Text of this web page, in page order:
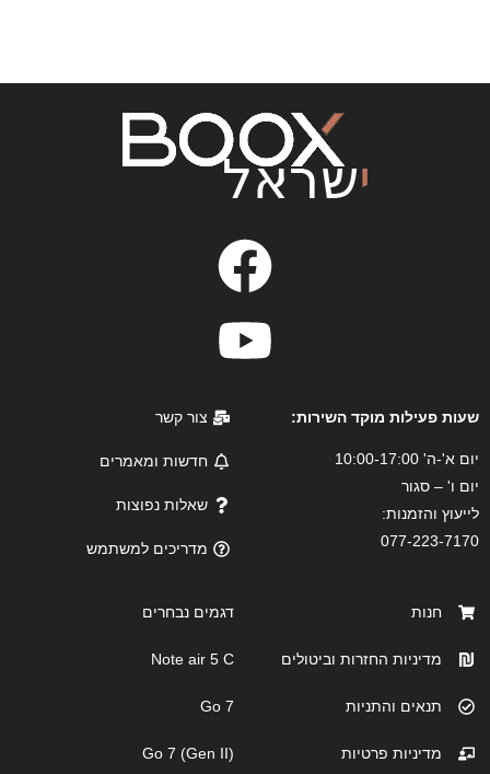
שעות פעילות מוקד השירות:
יום א'-ה' 10:00-17:00
יום ו' – סגור
לייעוץ והזמנות:
077-223-7170
צור קשר
חדשות ומאמרים
שאלות נפוצות
מדריכים למשתמש
חנות
מדיניות החזרות וביטולים
תנאים והתניות
מדיניות פרטיות
דגמים נבחרים
Note air 5 C
Go 7
Go 7 (Gen II)